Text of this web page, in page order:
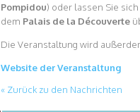
Pompidou) oder lassen Sie
dem Palais de la Découverte
Die Veranstaltung wird
Website der Veranstaltung
« Zurück zu den Nachrichten